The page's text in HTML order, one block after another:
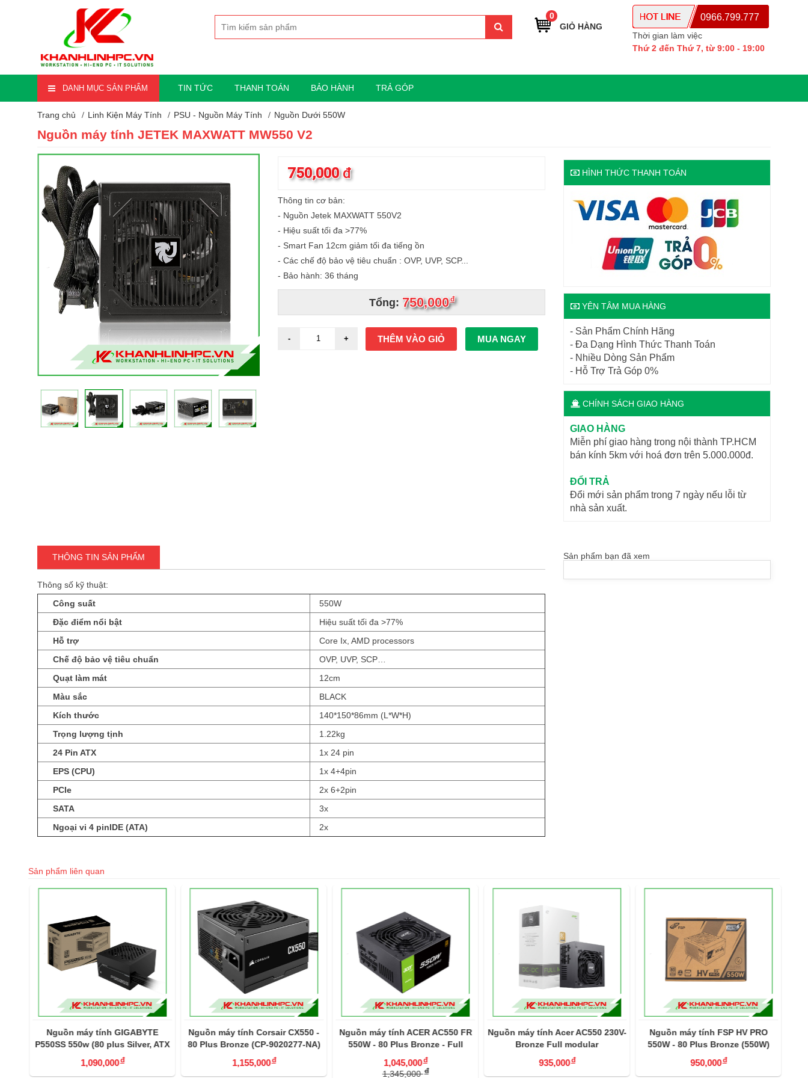
0966.799.777
Thời gian làm việc
Thứ 2 đến Thứ 7, từ 9:00 - 19:00
0
GIỎ HÀNG
DANH MỤC SẢN PHẨM TIN TỨC THANH TOÁN BẢO HÀNH TRẢ GÓP
Trang chủ Linh Kiện Máy Tính PSU - Nguồn Máy Tính Nguồn Dưới 550W
Nguồn máy tính JETEK MAXWATT MW550 V2
750,000đ
Thông tin cơ bản:
- Nguồn Jetek MAXWATT 550V2
- Hiệu suất tối đa >77%
- Smart Fan 12cm giảm tối đa tiếng ồn
- Các chế độ bảo vệ tiêu chuẩn : OVP, UVP, SCP...
- Bảo hành: 36 tháng
Tổng: 750,000đ
THÊM VÀO GIỎ MUA NGAY
HÌNH THỨC THANH TOÁN
YÊN TÂM MUA HÀNG
- Sản Phẩm Chính Hãng
- Đa Dạng Hình Thức Thanh Toán
- Nhiều Dòng Sản Phẩm
- Hỗ Trợ Trả Góp 0%
CHÍNH SÁCH GIAO HÀNG
GIAO HÀNG
Miễn phí giao hàng trong nội thành TP.HCM
bán kính 5km với hoá đơn trên 5.000.000đ.
ĐỔI TRẢ
Đổi mới sản phẩm trong 7 ngày nếu lỗi từ
nhà sản xuất.
THÔNG TIN SẢN PHẨM
Thông số kỹ thuật:
Công suất
550W
Đặc điểm nổi bật
Hiệu suất tối đa >77%
Hỗ trợ
Core Ix, AMD processors
Chế độ bảo vệ tiêu chuẩn
OVP, UVP, SCP…
Quạt làm mát
12cm
Màu sắc
BLACK
Kích thước
140*150*86mm (L*W*H)
Trọng lượng tịnh
1.22kg
24 Pin ATX
1x 24 pin
EPS (CPU)
1x 4+4pin
PCIe
2x 6+2pin
SATA
3x
Ngoại vi 4 pinIDE (ATA)
2x
Sản phẩm bạn đã xem
Sản phẩm liên quan
Nguồn máy tính GIGABYTE
P550SS 550w (80 plus Silver, ATX
1,090,000đ
Nguồn máy tính Corsair CX550 -
80 Plus Bronze (CP-9020277-NA)
1,155,000đ
Nguồn máy tính ACER AC550 FR
550W - 80 Plus Bronze - Full
1,045,000đ
1,345,000 đ
Nguồn máy tính Acer AC550 230V-
Bronze Full modular
935,000đ
Nguồn máy tính FSP HV PRO
550W - 80 Plus Bronze (550W)
950,000đ